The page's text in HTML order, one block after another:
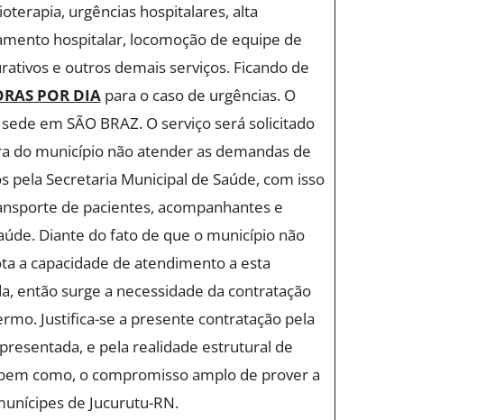
urgências hospitalares, alta
hospitalar, locomoção de equipe de
e outros demais serviços. Ficando de
POR DIApara o caso de urgências. O
em SÃO BRAZ. O serviço será solicitado
do município não atender as demandas de
pela Secretaria Municipal de Saúde, com isso
de pacientes, acompanhantes e
Diante do fato de que o município não
a capacidade de atendimento a esta
então surge a necessidade da contratação
Justifica-se a presente contratação pela
e pela realidade estrutural de
como, o compromisso amplo de prover a
de Jucurutu-RN.